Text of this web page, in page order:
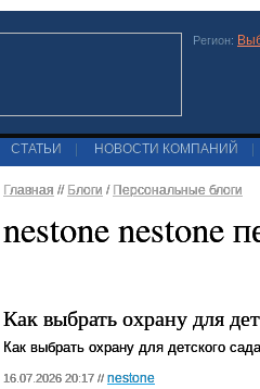
Регион:
СТАТЬИ НОВОСТИ КОМПАНИЙ
Главная // Блоги / Персональные блоги
nestone nestone
Как выбрать охрану для
Как выбрать охрану для детского
16.07.2026 20:17 // nestone